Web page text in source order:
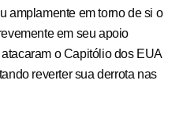
amplamente em torno de si o
em seu apoio
o Capitólio dos EUA
reverter sua derrota nas